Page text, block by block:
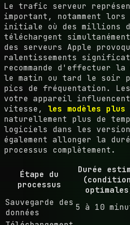
Le trafic serveur
important, notamment
initiale où des millions
téléchargent
des serveurs Apple
ralentissements
recommande d'effectuer
le matin ou tard le soir
pics de fréquentation. Les
votre appareil
vitesse, les modèles plus
naturellement plus de
logiciels dans les
également allonger la
processus complètement.
Étape du
processus
Durée
Sauvegarde des
données
5 à 10